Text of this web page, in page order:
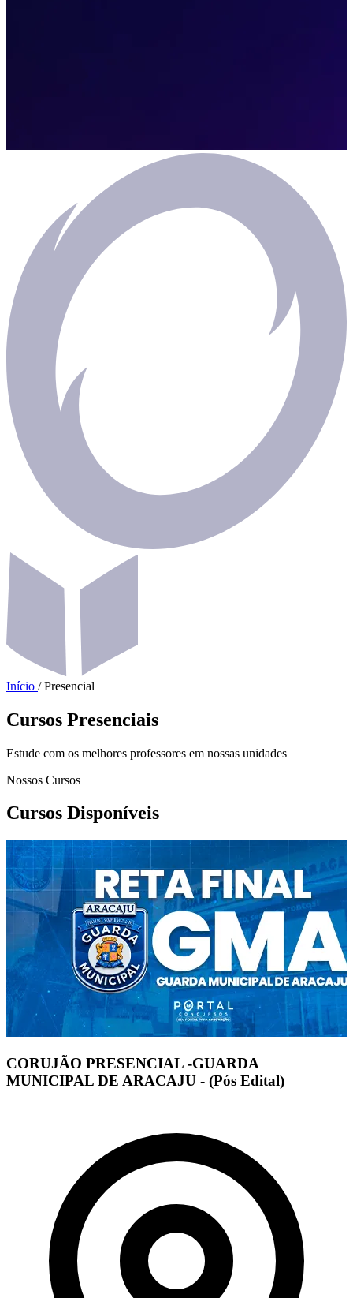
Início / Presencial
Cursos Presenciais
Estude com os melhores professores em nossas unidades
Nossos Cursos
Cursos Disponíveis
CORUJÃO PRESENCIAL -GUARDA
MUNICIPAL DE ARACAJU - (Pós Edital)